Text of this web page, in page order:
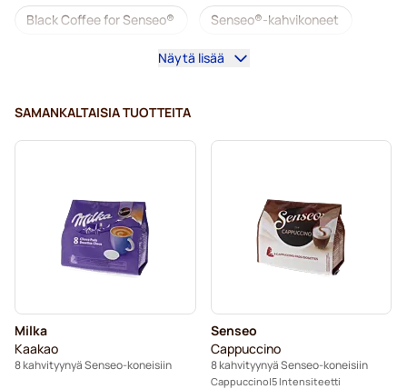
Black Coffee for Senseo® Senseo®-kahvikoneet
Café Royal kahvityynyt Senseo-koneisiin
Kofeiinittomat kahvit Senseo-koneisiin
Segafredo-kahvityynyt Senseo-koneisiin
Café René -kahvityynyt Senseo-koneisiin
Merrild-kahvityynyt Senseo-koneisiin
Friele-kahvityynyt Senseo-koneisiin
Näytä lisää
SAMANKALTAISIA TUOTTEITA
Milka
Kaakao
8 kahvityynyä Senseo-koneisiin
Senseo
Cappuccino
8 kahvityynyä Senseo-koneisiin
Cappuccino 5 Intensiteetti